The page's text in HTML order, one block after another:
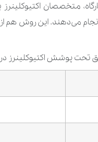
متخصصان
می‌دهند. این روش هم
تحت پوشش اکتیوکلینرز